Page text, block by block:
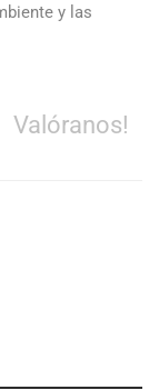
y las
Valóranos!